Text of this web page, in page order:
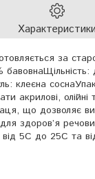
Характеристики
за
акрилові,
що дозволяє
здоров’я
5С до 25С та